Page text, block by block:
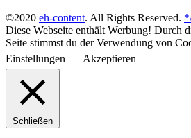
©2020 eh-content. All Rights Reserved.
Diese Webseite enthält Werbung! Durch
Seite stimmst du der Verwendung von
Einstellungen
Akzeptieren
Schließen